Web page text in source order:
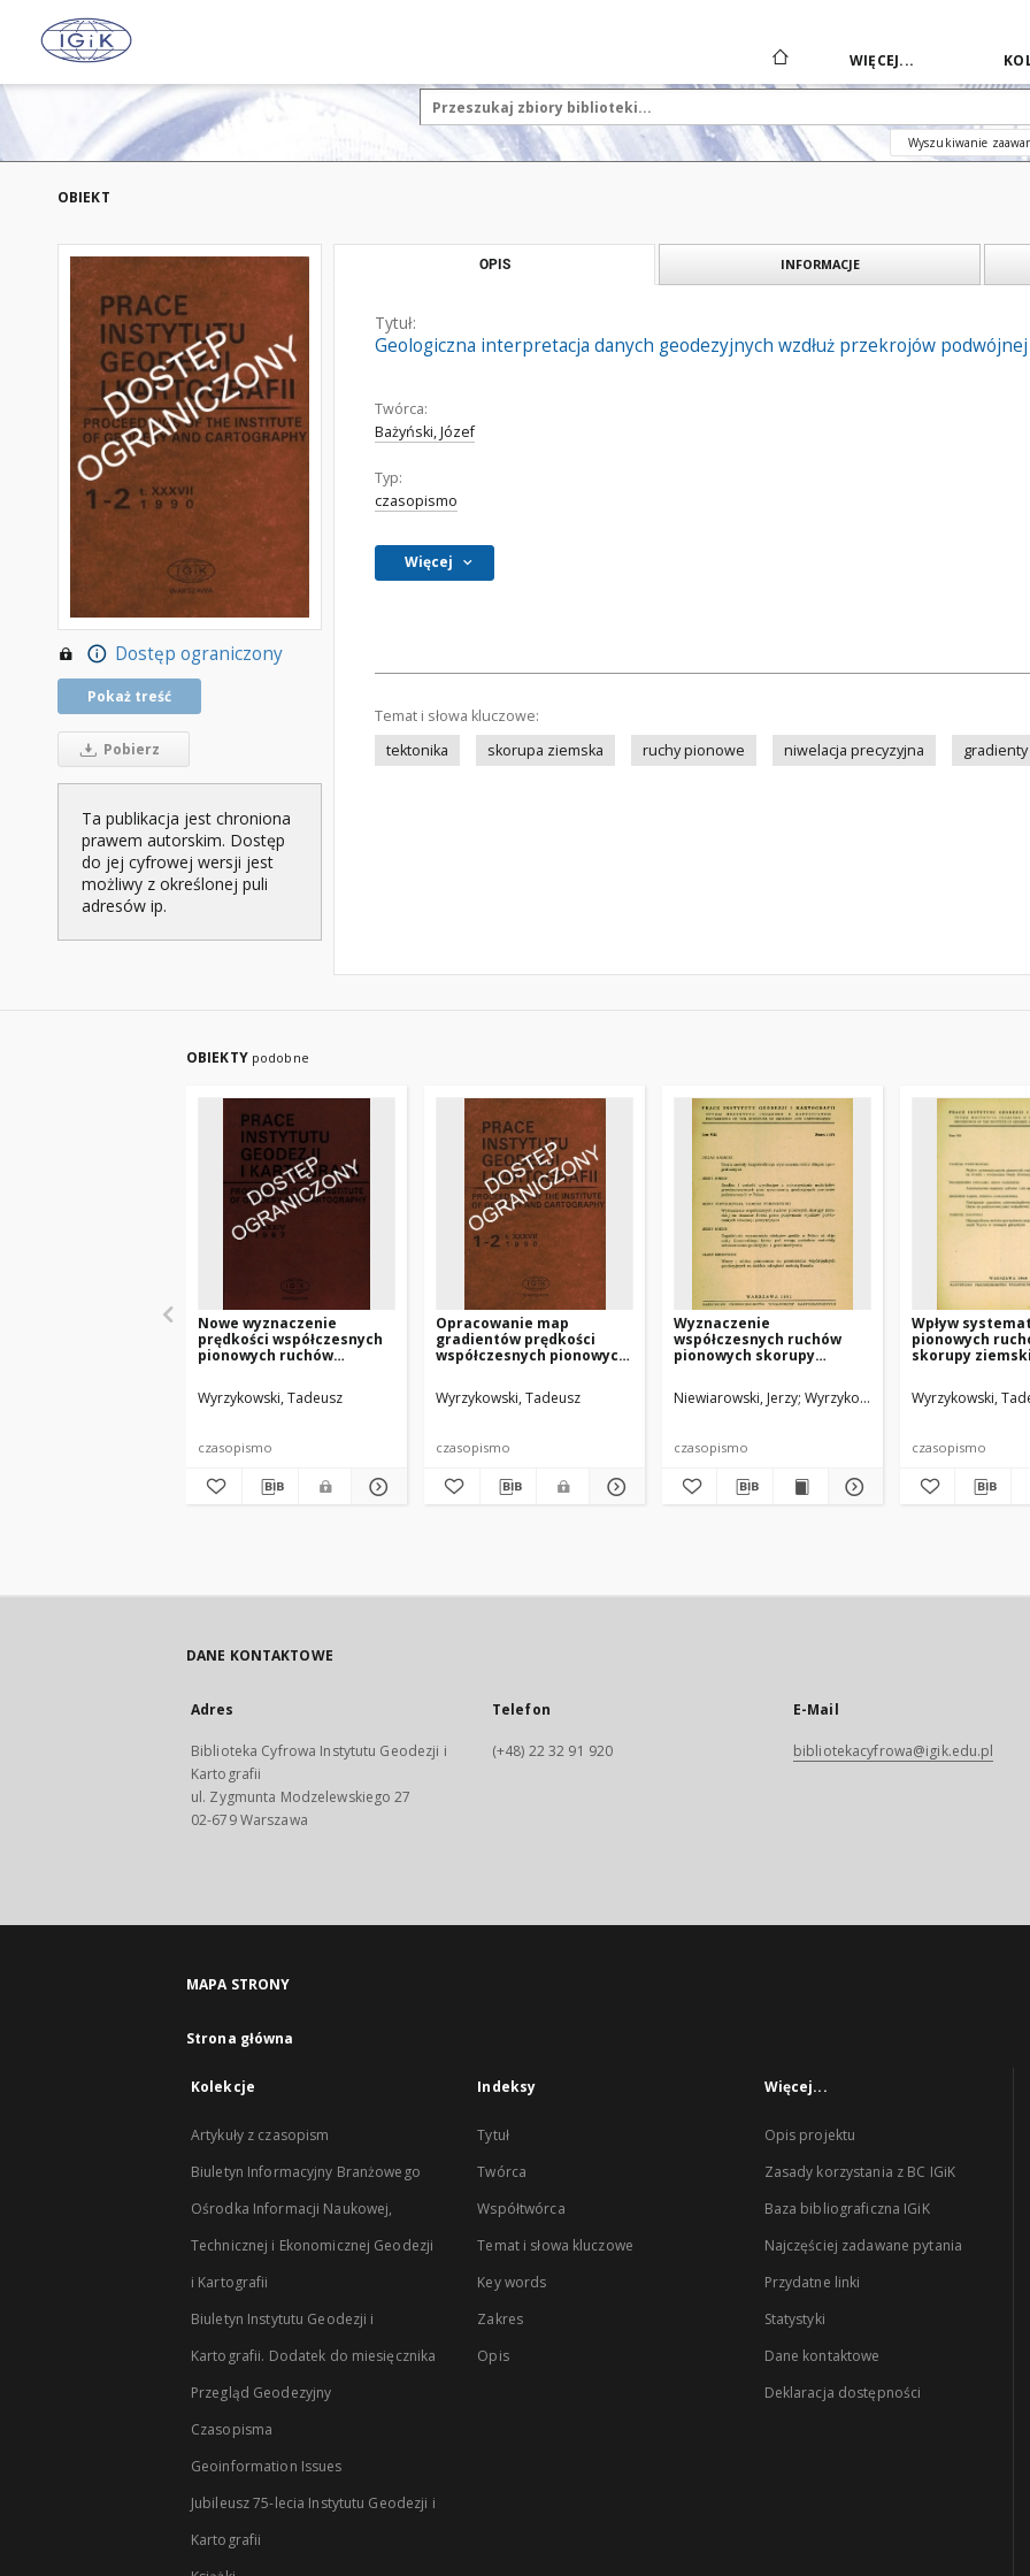
WIĘCEJ...
Wyszukiwanie
OBIEKT
Dostęp ograniczony
Pokaż treść
Pobierz
Ta publikacja jest chroniona
prawem autorskim. Dostęp
do jej cyfrowej wersji jest
możliwy z określonej puli
adresów ip.
OPIS INFORMACJE
Tytuł:
Geologiczna interpretacja danych geodezyjnych wzdłuż przekrojów
Twórca:
Bażyński, Józef
Typ:
czasopismo
Więcej
Temat i słowa kluczowe:
tektonika
skorupa ziemska ruchy pionowe niwelacja precyzyjna
OBIEKTY podobne
Nowe wyznaczenie
prędkości współczesnych
pionowych ruchów
ziemskiej na obszarze
Polski
Wyrzykowski, Tadeusz
czasopismo
Opracowanie map
gradientów prędkości
współczesnych pionowych
skorupy ziemskiej na
obszarze Polski
Wyrzykowski, Tadeusz
czasopismo
Wyznaczenie
współczesnych ruchów
pionowych skorupy
Polski przez porównanie
wyników powtarzanych
Niewiarowski, Jerzy Wyrzykowski, Tadeusz
czasopismo
Wpływ
pionowych
skorupy
niwelacji
Wyrzykowski,
czasopismo
DANE KONTAKTOWE
Adres
Biblioteka Cyfrowa Instytutu Geodezji i
Kartografii
ul. Zygmunta Modzelewskiego 27
02-679 Warszawa
Telefon
(+48) 22 32 91 920
E-Mail
bibliotekacyfrowa@igik.edu.pl
MAPA STRONY
Strona główna
Kolekcje
Artykuły z czasopism
Biuletyn Informacyjny Branżowego
Ośrodka Informacji Naukowej,
Technicznej i Ekonomicznej Geodezji
i Kartografii
Biuletyn Instytutu Geodezji i
Kartografii. Dodatek do miesięcznika
Przegląd Geodezyjny
Czasopisma
Geoinformation Issues
Jubileusz 75-lecia Instytutu Geodezji i
Kartografii
Indeksy
Tytuł
Twórca
Współtwórca
Temat i słowa kluczowe
Key words
Zakres
Opis
Więcej...
Opis projektu
Zasady korzystania z BC IGiK
Baza bibliograficzna IGiK
Najczęściej zadawane pytania
Przydatne linki
Statystyki
Dane kontaktowe
Deklaracja dostępności